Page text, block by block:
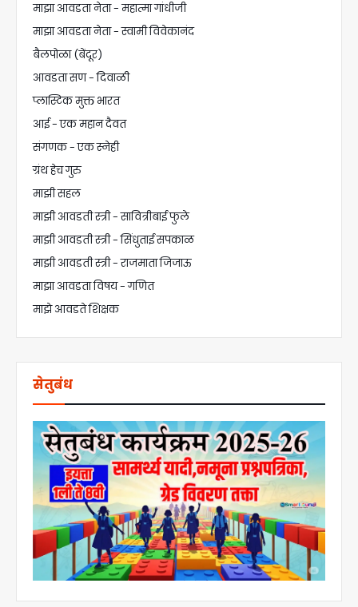
माझा आवडता नेता - महात्मा गांधीजी
माझा आवडता नेता - स्वामी विवेकानंद
बैलपोळा (बेंदूर)
आवडता सण - दिवाळी
प्लास्टिक मुक्त भारत
आई - एक महान दैवत
संगणक - एक स्नेही
ग्रंथ हेच गुरु
माझी सहल
माझी आवडती स्त्री - सावित्रीबाई फुले
माझी आवडती स्त्री - सिंधुताई सपकाळ
माझी आवडती स्त्री - राजमाता जिजाऊ
माझा आवडता विषय - गणित
माझे आवडते शिक्षक
सेतुबंध